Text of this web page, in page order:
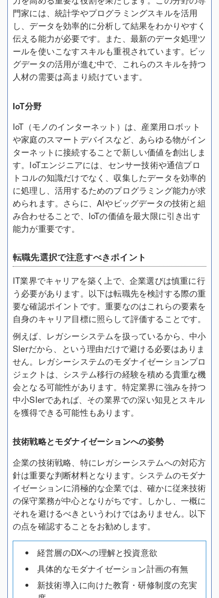
門家には、統計学やプログラミングスキルを活用
し、データを効率的に分析して結果をわかりやすく
伝える能力が必要です。また、最新のデータ処理ツ
ールを使いこなすスキルも重視されています。ビッ
グデータの活用が進む中で、これらのスキルを持つ
人材の需要は高まり続けています。
IoT分野
IoT（モノのインターネット）は、産業用ロボット
や家庭のスマートデバイスなど、あらゆる物がイン
ターネットに接続することで新しい価値を創出しま
す。IoTエンジニアには、センサー技術や通信プロ
トコルの知識だけでなく、収集したデータを効率的
に処理し、活用するためのプログラミング能力が求
められます。さらに、AIやビッグデータの技術と組
み合わせることで、IoTの価値を最大限に引き出す
能力が重要です。
転職先選択で注意すべきポイント
IT業界でキャリアを築く上で、企業選びは慎重に行
う必要があります。以下は転職先を検討する際の重
要な確認ポイントです。重要なのはこれらの要素を
自身のキャリア目標に照らして評価することです。
例えば、レガシーシステムを扱っているから、中小
SIerだから、という理由だけで避ける必要はありま
せん。レガシーシステムのモダナイゼーションプロ
ジェクトは、システム移行の経験を積める貴重な機
会となる可能性があります。特定業界に強みを持つ
中小SIerであれば、その業界での深い知見とスキル
を獲得できる可能性もあります。
技術戦略とモダナイゼーションへの姿勢
企業の技術戦略、特にレガシーシステムへの対応方
針は重要な判断材料となります。システムのモダナ
イゼーションに消極的な企業では、確かに従来技術
の保守業務が中心となりがちです。しかし、一概に
それを避けるべきというわけではありません。以下
の点を確認することをお勧めします。
経営層のDXへの理解と投資意欲
具体的なモダナイゼーション計画の有無
新技術導入に向けた教育・研修制度の充実